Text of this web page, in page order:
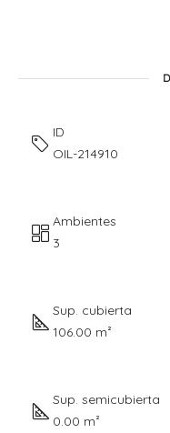
ID
OIL-214910
Ambientes
3
Sup. cubierta
106.00 m²
Sup. semicubierta
0.00 m²